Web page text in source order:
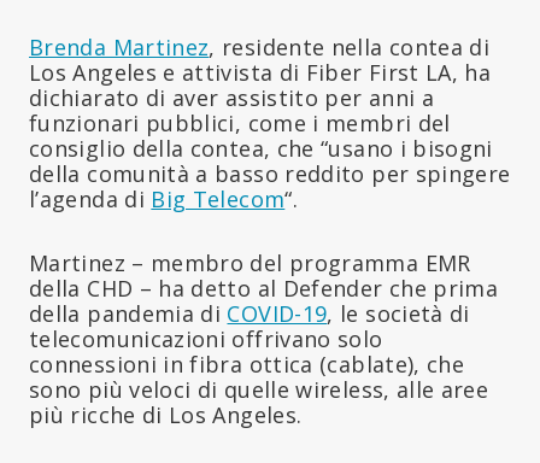
Brenda Martinez, residente nella contea di
Los Angeles e attivista di Fiber First LA, ha
dichiarato di aver assistito per anni a
funzionari pubblici, come i membri del
consiglio della contea, che “usano i bisogni
della comunità a basso reddito per spingere
l’agenda di Big Telecom“.
Martinez – membro del programma EMR
della CHD – ha detto al Defender che prima
della pandemia di COVID-19, le società di
telecomunicazioni offrivano solo
connessioni in fibra ottica (cablate), che
sono più veloci di quelle wireless, alle aree
più ricche di Los Angeles.